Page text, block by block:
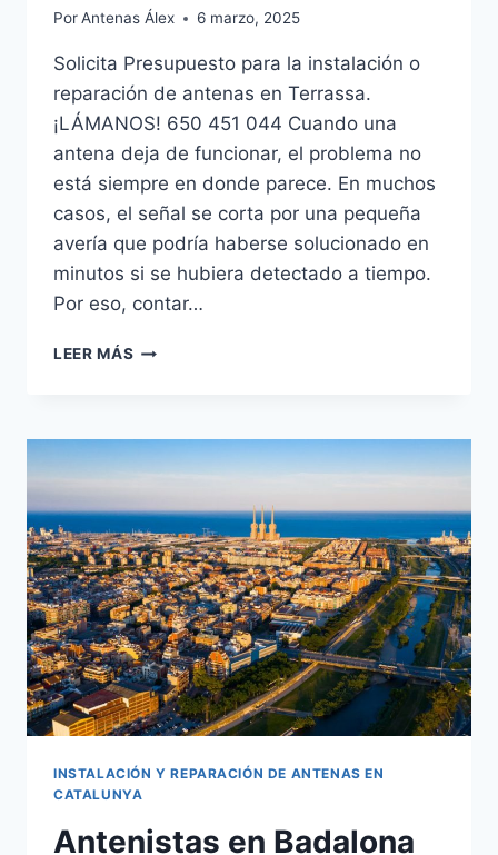
PorAntenas Álex 6 marzo, 2025
Solicita Presupuesto para la instalación o
reparación de antenas en Terrassa.
¡LÁMANOS! 650 451 044 Cuando una
antena deja de funcionar, el problema no
está siempre en donde parece. En muchos
casos, el señal se corta por una pequeña
avería que podría haberse solucionado en
minutos si se hubiera detectado a tiempo.
Por eso, contar…
LEER MÁS ANTENISTAS
INSTALACIÓN Y REPARACIÓN DE ANTENAS EN
CATALUNYA
Antenistas en Badalona